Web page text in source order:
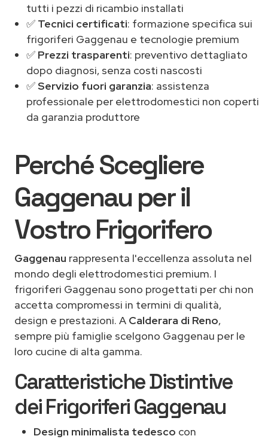
tutti i pezzi di ricambio installati
✅ Tecnici certificati: formazione specifica sui
frigoriferi Gaggenau e tecnologie premium
✅ Prezzi trasparenti: preventivo dettagliato
dopo diagnosi, senza costi nascosti
✅Servizio fuori garanzia: assistenza
professionale per elettrodomestici non coperti
da garanzia produttore
Perché Scegliere
Gaggenau per il
Vostro Frigorifero
Gaggenau rappresenta l'eccellenza assoluta nel
mondo degli elettrodomestici premium. I
frigoriferi Gaggenau sono progettati per chi non
accetta compromessi in termini di qualità,
design e prestazioni. A Calderara di Reno,
sempre più famiglie scelgono Gaggenau per le
loro cucine di alta gamma.
Caratteristiche Distintive
dei Frigoriferi Gaggenau
Design minimalista tedesco con